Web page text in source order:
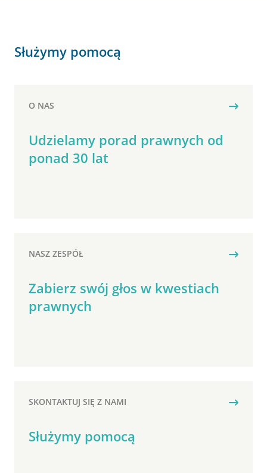
Służymy pomocą
O NAS
Udzielamy porad prawnych od
ponad 30 lat
NASZ ZESPÓŁ
Zabierz swój głos w kwestiach
prawnych
SKONTAKTUJ SIĘ Z NAMI
Służymy pomocą